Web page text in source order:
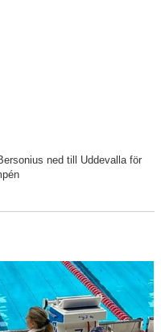
ned till Uddevalla för